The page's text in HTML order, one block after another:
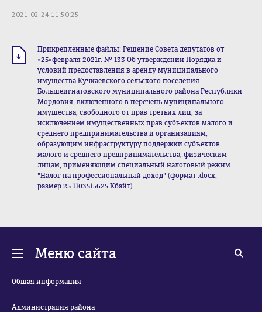
2021-02-24 11:50:25
Прикрепленные файлы: Решение Совета депутатов от
«25»февраля 2021г. № 133 Об утверждении Порядка и
условий предоставления в аренду муниципального
имущества Кучкаевского сельского поселения
Большеигнатовского муниципального района Республики
Мордовия, включенного в перечень муниципального
имущества, свободного от прав третьих лиц, за
исключением имущественных прав субъектов малого и
среднего предпринимательства и организациям,
образующим инфраструктуру поддержки субъектов
малого и среднего предпринимательства, физическим
лицам, применяющим специальный налоговый режим
"Налог на профессиональный доход" (формат .docx,
размер 25.1103515625 Кбайт)
Меню сайта
Общая информация
Администрация района